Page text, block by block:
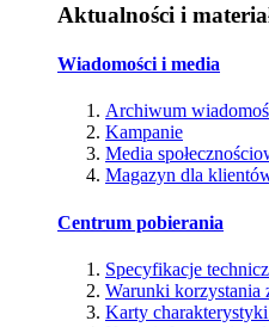
Aktualności i
Wiadomości i media
Archiwum
Kampanie
Media
Magazyn dla
Centrum pobierania
Specyfikacje
Warunki korzystania
Karty